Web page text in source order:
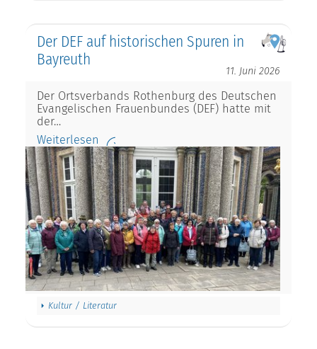
Der DEF auf historischen Spuren in
Bayreuth
11. Juni 2026
Der Ortsverbands Rothenburg des Deutschen
Evangelischen Frauenbundes (DEF) hatte mit
der…
Weiterlesen
Kultur / Literatur